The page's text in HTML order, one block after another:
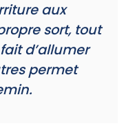
aux
sort, tout
d’allumer
permet